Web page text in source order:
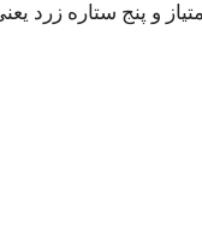
و پنج ستاره زرد یعنی